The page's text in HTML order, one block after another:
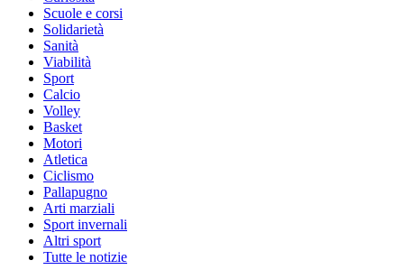
Scuole e corsi
Solidarietà
Sanità
Viabilità
Sport
Calcio
Volley
Basket
Motori
Atletica
Ciclismo
Pallapugno
Arti marziali
Sport invernali
Altri sport
Tutte le notizie